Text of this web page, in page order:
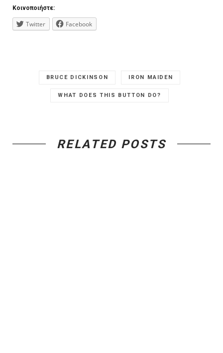
Κοινοποιήστε:
Twitter Facebook
BRUCE DICKINSON IRON MAIDEN
WHAT DOES THIS BUTTON DO?
RELATED POSTS